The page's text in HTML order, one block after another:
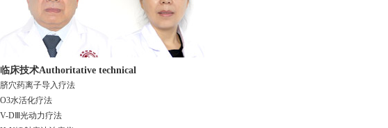
临床技术Authoritative technical
脐穴药离子导入疗法
O3水活化疗法
V-DⅢ光动力疗法